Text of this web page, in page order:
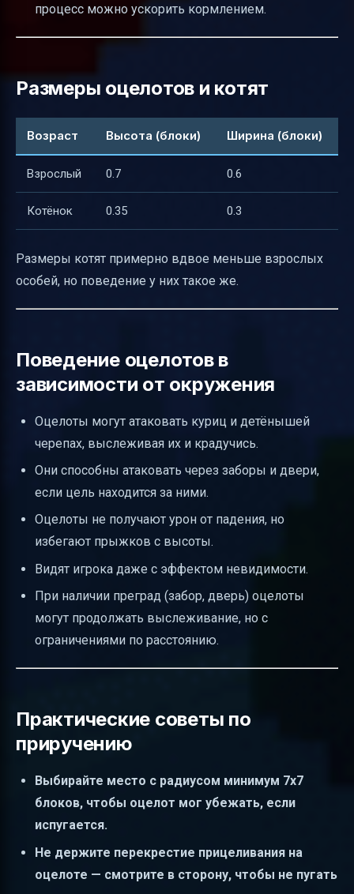
процесс можно ускорить кормлением.
Размеры оцелотов и котят
Возраст Высота (блоки) Ширина (блоки)
Взрослый 0.7 0.6
Котёнок 0.35 0.3
Размеры котят примерно вдвое меньше взрослых
особей, но поведение у них такое же.
Поведение оцелотов в
зависимости от окружения
Оцелоты могут атаковать куриц и детёнышей
черепах, выслеживая их и крадучись.
Они способны атаковать через заборы и двери,
если цель находится за ними.
Оцелоты не получают урон от падения, но
избегают прыжков с высоты.
Видят игрока даже с эффектом невидимости.
При наличии преград (забор, дверь) оцелоты
могут продолжать выслеживание, но с
ограничениями по расстоянию.
Практические советы по
приручению
Выбирайте место с радиусом минимум 7x7
блоков, чтобы оцелот мог убежать, если
испугается.
Не держите перекрестие прицеливания на
оцелоте — смотрите в сторону, чтобы не пугать